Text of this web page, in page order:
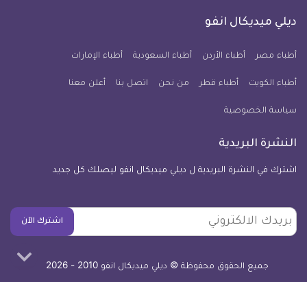
فيسبوكتويتر
يوتيوب
معلومة
للآيفون
ديلي ميديكال انفو
أطباء مصر أطباء الأردن أطباء السعودية أطباء الإمارات
أطباء الكويت أطباء قطر من نحن اتصل بنا أعلن معنا
سياسة الخصوصية
النشرة البريدية
اشترك في النشرة البريدية ل ديلي ميديكال انفو ليصلك كل جديد
بريدك
الالكتروني
اشترك الآن
جميع الحقوق محفوظة © ديلي ميديكال انفو 2010 - 2026